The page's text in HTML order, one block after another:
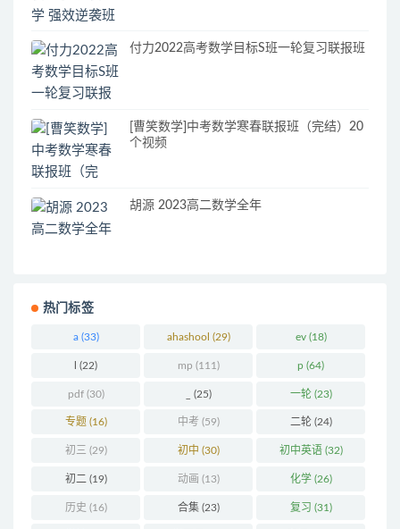
付力2022高考数学目标S班一轮复习联报班
[曹笑数学]中考数学寒春联报班（完结）20
个视频
胡源 2023高二数学全年
热门标签
a(33) ahashool (29) ev(18)
(22) mp (111) p (64)
pdf(30) (25) 一轮(23)
专题(16) 中考 (59) 二轮(24)
初三 (29) 初中 (30) 初中英语(32)
初二 (19) 动画 (13) 化学(26)
历史 (16) 合集(23) 复习 (31)